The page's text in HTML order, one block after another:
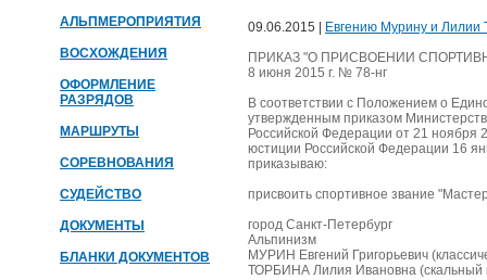
АЛЬПМЕРОПРИЯТИЯ
ВОСХОЖДЕНИЯ
ОФОРМЛЕНИЕ
РАЗРЯДОВ
МАРШРУТЫ
СОРЕВНОВАНИЯ
СУДЕЙСТВО
ДОКУМЕНТЫ
БЛАНКИ ДОКУМЕНТОВ
09.06.2015 |
Евгению Мурину и Лилии
ПРИКАЗ "О ПРИСВОЕНИИ
8 июня 2015 г. № 78-нг
В соответствии с Положением о
утвержденным приказом
Российской Федерации от 21 ноября
юстиции Российской Федерации 16
приказываю:
присвоить спортивное звание
город Санкт-Петербург
Альпинизм
МУРИН Евгений Григорьевич
ТОРБИНА Лилия Ивановна (скальный